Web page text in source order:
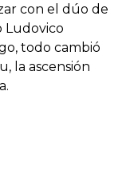
con el dúo de
Ludovico
todo cambió
la ascensión